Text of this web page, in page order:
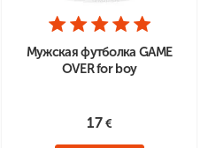
Мужская футболка GAME
OVER for boy
17